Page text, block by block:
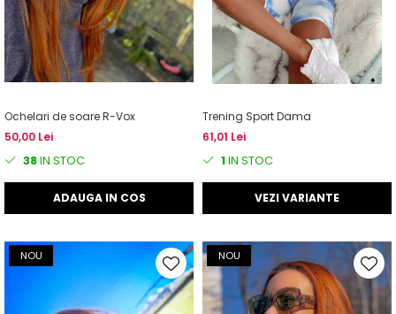
Ochelari de soare R-Vox
50,00 Lei
38IN STOC
ADAUGA IN COS
Trening Sport Dama
61,01 Lei
1IN STOC
VEZI VARIANTE
NOU NOU